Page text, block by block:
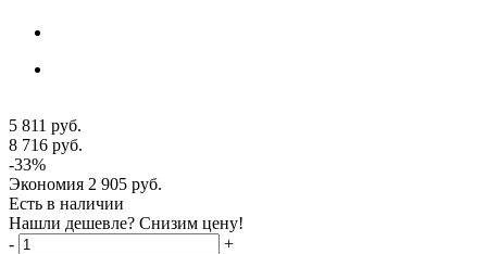
5 811 руб.
8 716 руб.
-33%
Экономия 2 905 руб.
Есть в наличии
Нашли дешевле? Снизим цену!
-
+